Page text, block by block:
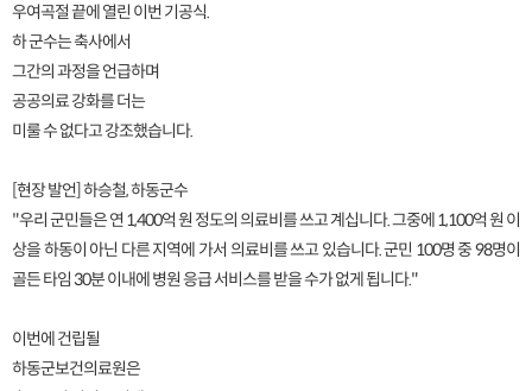
우여곡절 끝에 열린 이번 기공식.
하 군수는 축사에서
그간의 과정을 언급하며
공공의료 강화를 더는
미룰 수 없다고 강조했습니다.
[현장 발언] 하승철, 하동군수
"우리 군민들은 연 1,400억 원 정도의 의료비를 쓰고 계십니다. 그중에 1,100억 원 이
상을 하동이 아닌 다른 지역에 가서 의료비를 쓰고 있습니다. 군민 100명 중 98명이
골든 타임 30분 이내에 병원 응급 서비스를 받을 수가 없게 됩니다."
이번에 건립될
하동군보건의료원은